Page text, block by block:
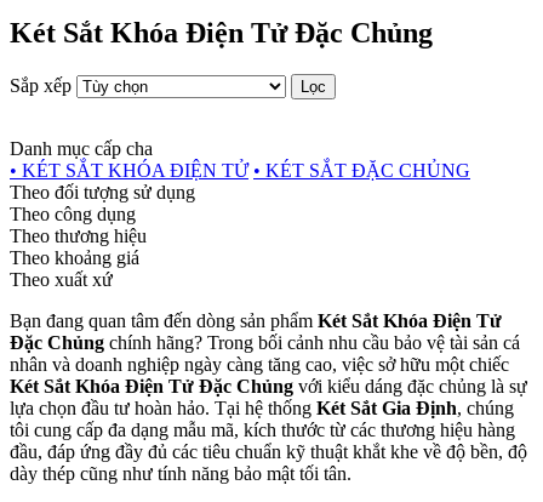
Két Sắt Khóa Điện Tử Đặc Chủng
Sắp xếp Lọc
Danh mục cấp cha
• KÉT SẮT KHÓA ĐIỆN TỬ • KÉT SẮT ĐẶC CHỦNG
Theo đối tượng sử dụng
Theo công dụng
Theo thương hiệu
Theo khoảng giá
Theo xuất xứ
Bạn đang quan tâm đến dòng sản phẩm Két Sắt Khóa Điện Tử
Đặc Chủng chính hãng? Trong bối cảnh nhu cầu bảo vệ tài sản cá
nhân và doanh nghiệp ngày càng tăng cao, việc sở hữu một chiếc
Két Sắt Khóa Điện Tử Đặc Chủng với kiểu dáng đặc chủng là sự
lựa chọn đầu tư hoàn hảo. Tại hệ thống Két Sắt Gia Định, chúng
tôi cung cấp đa dạng mẫu mã, kích thước từ các thương hiệu hàng
đầu, đáp ứng đầy đủ các tiêu chuẩn kỹ thuật khắt khe về độ bền, độ
dày thép cũng như tính năng bảo mật tối tân.